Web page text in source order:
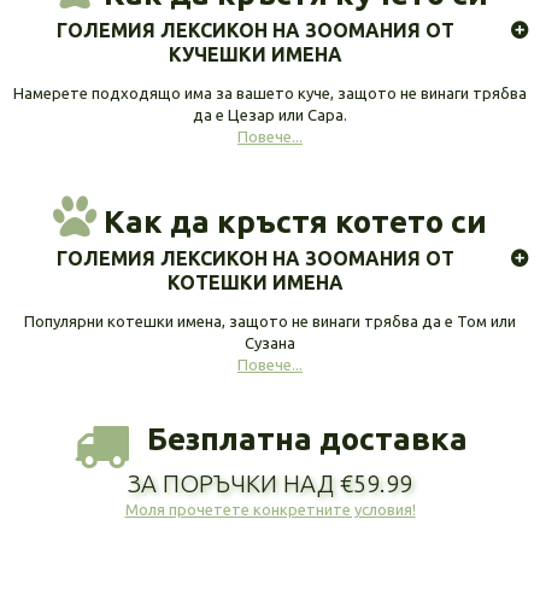
ГОЛЕМИЯ ЛЕКСИКОН НА ЗООМАНИЯ ОТ
КУЧЕШКИ ИМЕНА
Намерете подходящо има за вашето куче, защото не винаги трябва
да е Цезар или Сара.
Повече...
Как да кръстя котето си
ГОЛЕМИЯ ЛЕКСИКОН НА ЗООМАНИЯ ОТ
КОТЕШКИ ИМЕНА
Популярни котешки имена, защото не винаги трябва да е Том или
Сузана
Повече...
Безплатна доставка
ЗА ПОРЪЧКИ НАД €59.99
Моля прочетете конкретните условия!